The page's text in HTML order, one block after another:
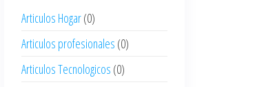
Articulos Hogar(0)
Articulos profesionales (0)
Articulos Tecnologicos (0)